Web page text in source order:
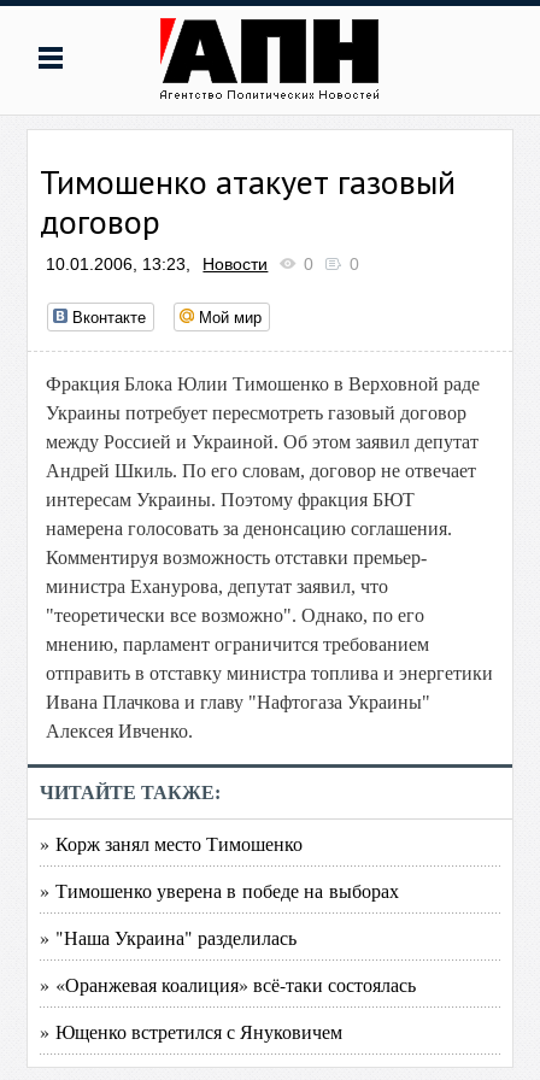
Тимошенко атакует газовый
договор
10.01.2006, 13:23, Новости 0 0
Вконтакте Мой мир
Фракция Блока Юлии Тимошенко в Верховной раде
Украины потребует пересмотреть газовый договор
между Россией и Украиной. Об этом заявил депутат
Андрей Шкиль. По его словам, договор не отвечает
интересам Украины. Поэтому фракция БЮТ
намерена голосовать за денонсацию соглашения.
Комментируя возможность отставки премьер-
министра Еханурова, депутат заявил, что
"теоретически все возможно". Однако, по его
мнению, парламент ограничится требованием
отправить в отставку министра топлива и энергетики
Ивана Плачкова и главу "Нафтогаза Украины"
Алексея Ивченко.
ЧИТАЙТЕ ТАКЖЕ:
» Корж занял место Тимошенко
» Тимошенко уверена в победе на выборах
» "Наша Украина" разделилась
» «Оранжевая коалиция» всё-таки состоялась
» Ющенко встретился с Януковичем